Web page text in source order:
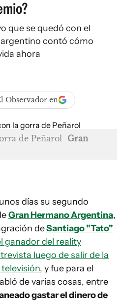
que se quedó con el
contó cómo
ahora
Observador en
de Peñarol Gran
días su segundo
Gran Hermano Argentina,
deSantiago "Tato"
ganador del reality
luego de salir de la
y fue para el
de varias cosas, entre
gastar el dinero de